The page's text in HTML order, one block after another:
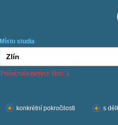
Místo studia
Počet nalezených škol: 1
konkrétní pokročilosti
s